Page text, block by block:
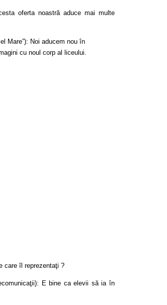
oferta noastră aduce mai multe
Mare”): Noi aducem nou în
cu noul corp al liceului.
care îl reprezentaţi ?
E bine ca elevii să ia în